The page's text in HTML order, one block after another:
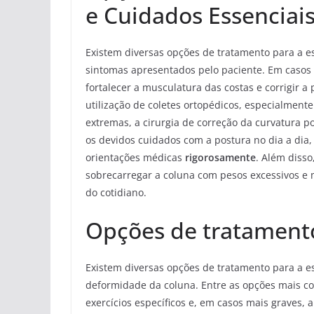
e Cuidados
Existem diversas opções de tratamento para a
sintomas apresentados pelo paciente. Em
fortalecer a musculatura das costas e corrigir a
utilização de coletes ortopédicos,
extremas, a cirurgia de correção da curvatura
os devidos cuidados com a postura no dia a
orientações médicas rigorosamente. Além
sobrecarregar a coluna com pesos excessivos
do cotidiano.
Opções de
Existem diversas opções de tratamento para a
deformidade da coluna. Entre as opções mais
exercícios específicos e, em casos mais